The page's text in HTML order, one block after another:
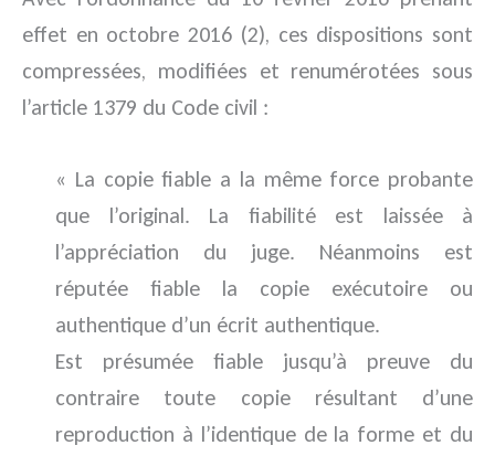
effet en octobre 2016 (2), ces dispositions sont
compressées, modifiées et renumérotées sous
l’article 1379 du Code civil :
« La copie fiable a la même force probante
que l’original. La fiabilité est laissée à
l’appréciation du juge. Néanmoins est
réputée fiable la copie exécutoire ou
authentique d’un écrit authentique.
Est présumée fiable jusqu’à preuve du
contraire toute copie résultant d’une
reproduction à l’identique de la forme et du